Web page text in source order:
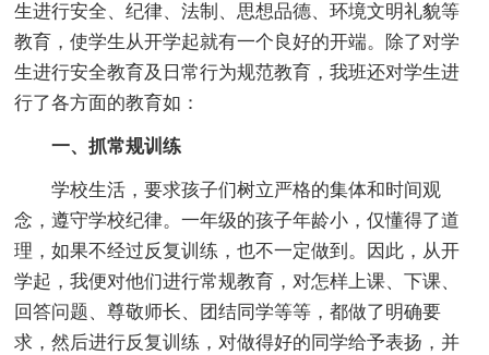
生进行安全、纪律、法制、思想品德、环境文明礼貌等
教育，使学生从开学起就有一个良好的开端。除了对学
生进行安全教育及日常行为规范教育，我班还对学生进
行了各方面的教育如：
一、抓常规训练
学校生活，要求孩子们树立严格的集体和时间观
念，遵守学校纪律。一年级的孩子年龄小，仅懂得了道
理，如果不经过反复训练，也不一定做到。因此，从开
学起，我便对他们进行常规教育，对怎样上课、下课、
回答问题、尊敬师长、团结同学等等，都做了明确要
求，然后进行反复训练，对做得好的同学给予表扬，并